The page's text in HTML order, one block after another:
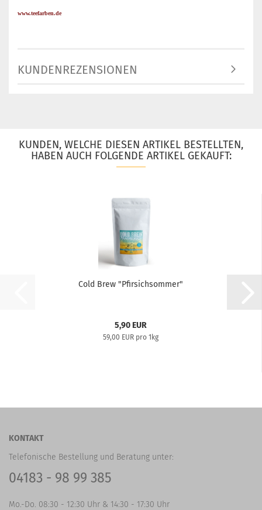
www.teefarben.de
KUNDENREZENSIONEN
KUNDEN, WELCHE DIESEN ARTIKEL BESTELLTEN,
HABEN AUCH FOLGENDE ARTIKEL GEKAUFT:
Cold Brew "Pfirsichsommer"
5,90 EUR
59,00 EUR pro 1kg
KONTAKT
Telefonische Bestellung und Beratung unter:
04183 - 98 99 385
Mo.-Do. 08:30 - 12:30 Uhr & 14:30 - 17:30 Uhr